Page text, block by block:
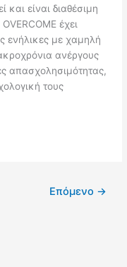
και είναι διαθέσιμη
έχει
ενήλικες με χαμηλή
ανέργους
απασχολησιμότητας,
τους
Επόμενο →